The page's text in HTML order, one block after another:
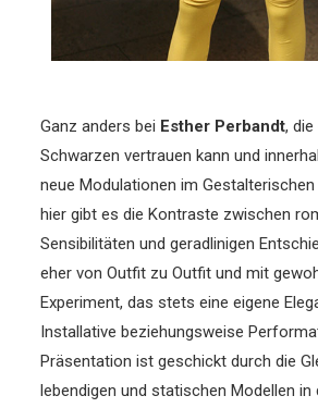
Ganz anders bei Esther Perbandt,
Schwarzen vertrauen kann und
neue Modulationen im
hier gibt es die Kontraste zwischen
Sensibilitäten und geradlinigen
eher von Outfit zu Outfit und mit
Experiment, das stets eine eigene
Installative beziehungsweise
Präsentation ist geschickt durch die
lebendigen und statischen Modellen in